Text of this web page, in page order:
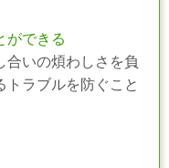
ができる
合いの煩わしさを負
トラブルを防ぐこと